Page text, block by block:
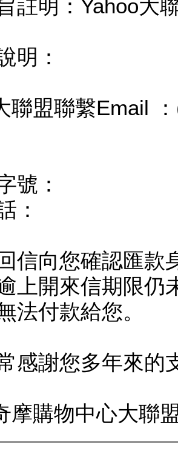
註明：Yahoo大
明：
聯盟聯繫Email
號：
：
信向您確認匯款
上開來信期限仍
法付款給您。
感謝您多年來的
摩購物中心大